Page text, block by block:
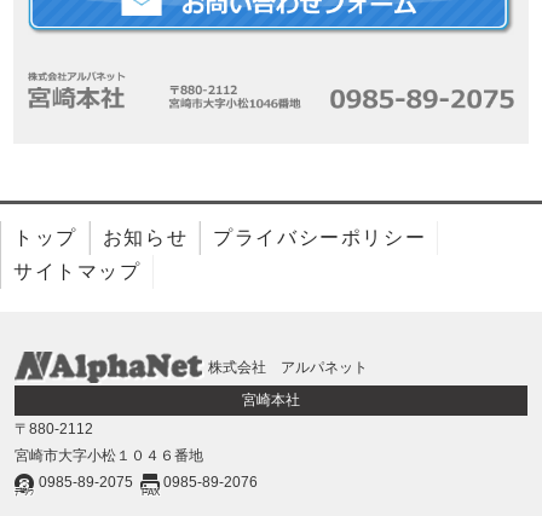
トップ お知らせ
プライバシーポリシー
サイトマップ
株式会社 アルパネット
宮崎本社
〒880-2112
宮崎市大字小松１０４６番地
ﾃﾞﾝﾜ
0985-89-2075
FAX
0985-89-2076